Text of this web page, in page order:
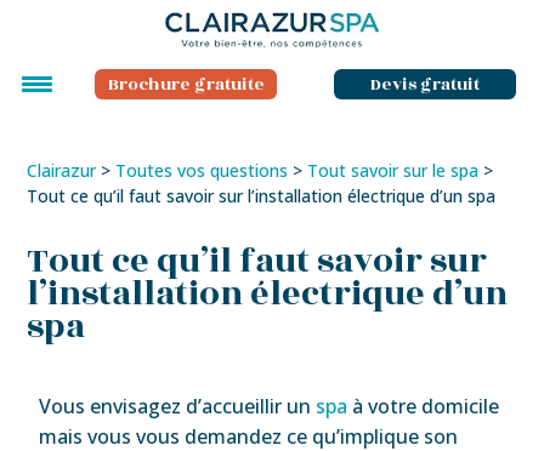
Brochure gratuite Devis gratuit
Clairazur> Toutes vos questions > Tout savoir sur le spa >
Tout ce qu’il faut savoir sur l’installation électrique d’un spa
Tout ce qu’il faut savoir sur
l’installation électrique d’un
spa
Vous envisagez d’accueillir un spa à votre domicile
mais vous vous demandez ce qu’implique son